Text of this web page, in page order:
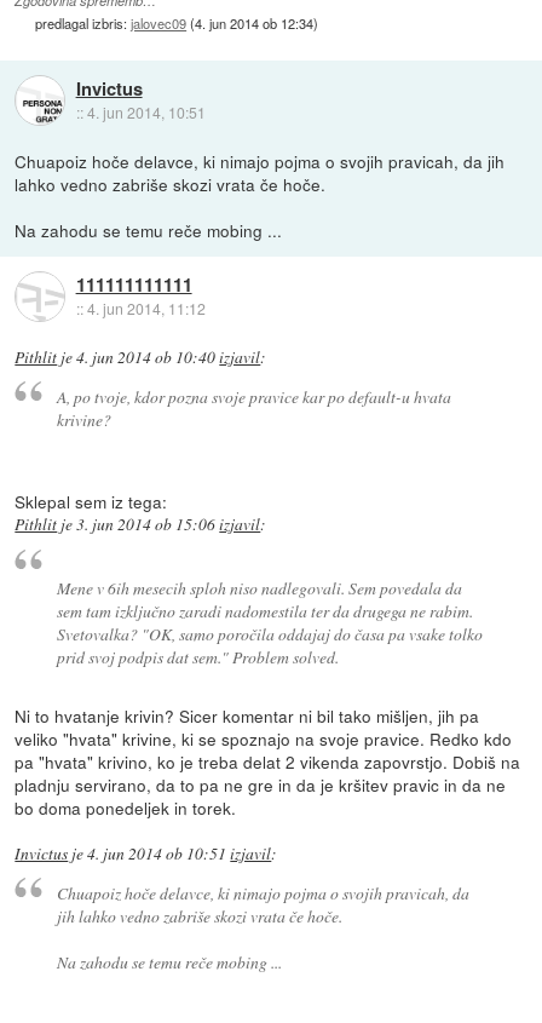
predlagal izbris:jalovec09(4. jun 2014 ob 12:34)
Invictus
::4. jun 2014, 10:51
Chuapoiz hoče delavce, ki nimajo pojma o svojih pravicah, da jih
lahko vedno zabriše skozi vrata če hoče.
Na zahodu se temu reče mobing ...
111111111111
::4. jun 2014, 11:12
Pithlit je4. jun 2014 ob 10:40izjavil:
A, po tvoje, kdor pozna svoje pravice kar po default-u hvata
krivine?
Sklepal sem iz tega:
Pithlit je3. jun 2014 ob 15:06izjavil:
Mene v 6ih mesecih sploh niso nadlegovali. Sem povedala da
sem tam izključno zaradi nadomestila ter da drugega ne rabim.
Svetovalka? "OK, samo poročila oddajaj do časa pa vsake tolko
prid svoj podpis dat sem." Problem solved.
Ni to hvatanje krivin? Sicer komentar ni bil tako mišljen, jih pa
veliko "hvata" krivine, ki se spoznajo na svoje pravice. Redko kdo
pa "hvata" krivino, ko je treba delat 2 vikenda zapovrstjo. Dobiš na
pladnju servirano, da to pa ne gre in da je kršitev pravic in da ne
bo doma ponedeljek in torek.
Invictus je4. jun 2014 ob 10:51 izjavil:
Chuapoiz hoče delavce, ki nimajo pojma o svojih pravicah, da
jih lahko vedno zabriše skozi vrata če hoče.
Na zahodu se temu reče mobing ...